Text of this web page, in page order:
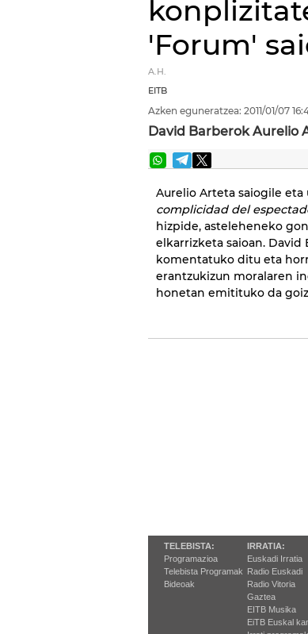
'Forum'
A.H.
EITB
Azken eguneratzea: 2011/01/07
David Barberok Aurelio
Aurelio Arteta saiogile
complicidad del
hizpide, asteleheneko
elkarrizketa saioan.
komentatuko ditu eta
erantzukizun moralaren
honetan emitituko da
TELEBISTA:
Programazioa
Telebista Programak
Bideoak
IRRATIA:
Euskadi Irratia
Radio Euskadi
Radio Vitoria
Gaztea
EITB Musika
EiTB Euskal